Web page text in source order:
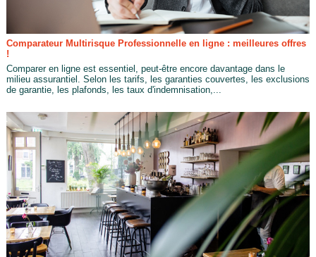
Comparateur Multirisque Professionnelle en ligne : meilleures offres
!
Comparer en ligne est essentiel, peut-être encore davantage dans le
milieu assurantiel. Selon les tarifs, les garanties couvertes, les exclusions
de garantie, les plafonds, les taux d'indemnisation,...